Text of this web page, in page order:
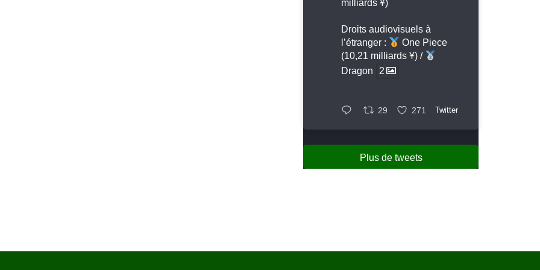
milliards ¥)
Droits audiovisuels à
l’étranger :
One Piece
(10,21 milliards ¥) /
Dragon
2
29 271 Twitter
Plus de tweets